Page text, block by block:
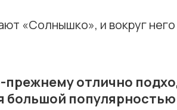
«Солнышко», и вокруг
отлично
большой